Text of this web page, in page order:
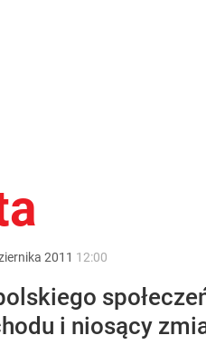
2011 12:00
i niosący